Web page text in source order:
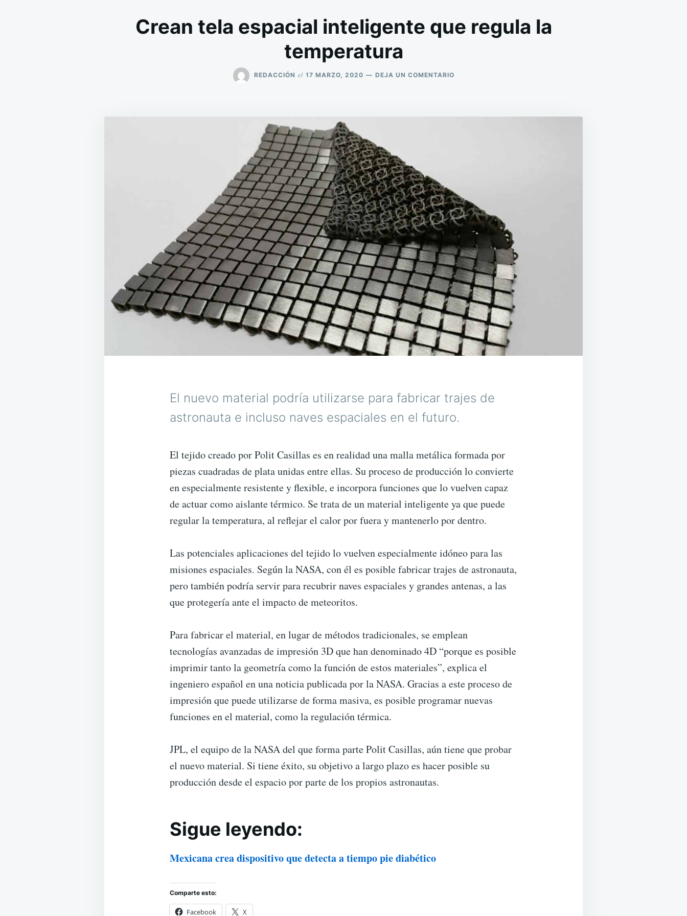
Crean tela espacial inteligente que regula la
temperatura
REDACCIÓN el 17 MARZO, 2020 DEJA UN COMENTARIOEN
El nuevo material podría utilizarse para fabricar trajes de
astronauta e incluso naves espaciales en el futuro.
El tejido creado por Polit Casillas es en realidad una malla metálica formada por
piezas cuadradas de plata unidas entre ellas. Su proceso de producción lo convierte
en especialmente resistente y flexible, e incorpora funciones que lo vuelven capaz
de actuar como aislante térmico. Se trata de un material inteligente ya que puede
regular la temperatura, al reflejar el calor por fuera y mantenerlo por dentro.
Las potenciales aplicaciones del tejido lo vuelven especialmente idóneo para las
misiones espaciales. Según la NASA, con él es posible fabricar trajes de astronauta,
pero también podría servir para recubrir naves espaciales y grandes antenas, a las
que protegería ante el impacto de meteoritos.
Para fabricar el material, en lugar de métodos tradicionales, se emplean
tecnologías avanzadas de impresión 3D que han denominado 4D “porque es posible
imprimir tanto la geometría como la función de estos materiales”, explica el
ingeniero español en una noticia publicada por la NASA. Gracias a este proceso de
impresión que puede utilizarse de forma masiva, es posible programar nuevas
funciones en el material, como la regulación térmica.
JPL, el equipo de la NASA del que forma parte Polit Casillas, aún tiene que probar
el nuevo material. Si tiene éxito, su objetivo a largo plazo es hacer posible su
producción desde el espacio por parte de los propios astronautas.
Sigue leyendo:
Mexicana crea dispositivo que detecta a tiempo pie diabético
Comparte esto:
Facebook X